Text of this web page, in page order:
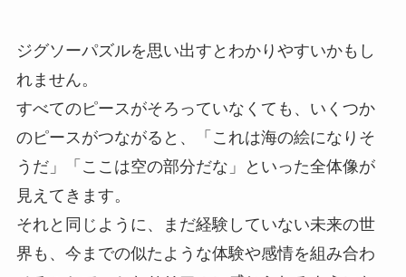
ジグソーパズルを思い出すとわかりやすいかもし
れません。
すべてのピースがそろっていなくても、いくつか
のピースがつながると、「これは海の絵になりそ
うだ」「ここは空の部分だな」といった全体像が
見えてきます。
それと同じように、まだ経験していない未来の世
界も、今までの似たような体験や感情を組み合わ